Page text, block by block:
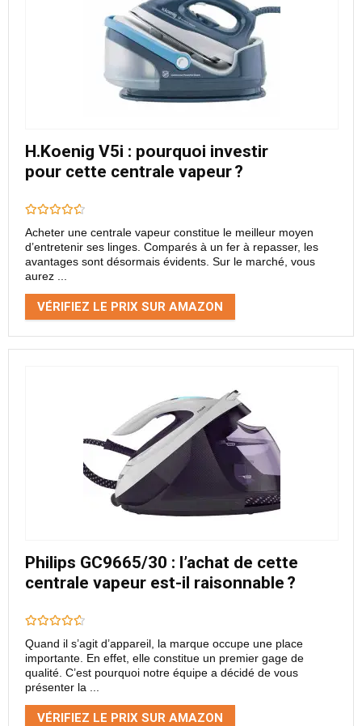
H.Koenig V5i : pourquoi investir
pour cette centrale vapeur ?
Acheter une centrale vapeur constitue le meilleur moyen
d’entretenir ses linges. Comparés à un fer à repasser, les
avantages sont désormais évidents. Sur le marché, vous
aurez ...
VÉRIFIEZ LE PRIX SUR AMAZON
Philips GC9665/30 : l’achat de cette
centrale vapeur est-il raisonnable ?
Quand il s’agit d’appareil, la marque occupe une place
importante. En effet, elle constitue un premier gage de
qualité. C’est pourquoi notre équipe a décidé de vous
présenter la ...
VÉRIFIEZ LE PRIX SUR AMAZON